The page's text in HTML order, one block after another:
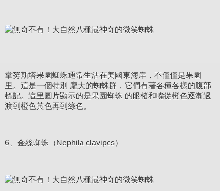
韋努斯塔果園蜘蛛通常生活在美國東海岸，不僅僅是果園
里。這是一個特別 龐大的蜘蛛群，它們有著各種各樣的腹部
標記。這里圖片顯示的是果園蜘蛛 的眼楮和嘴從橙色逐漸過
渡到橙色黃色再到綠色。
6、金絲蜘蛛（Nephila clavipes）